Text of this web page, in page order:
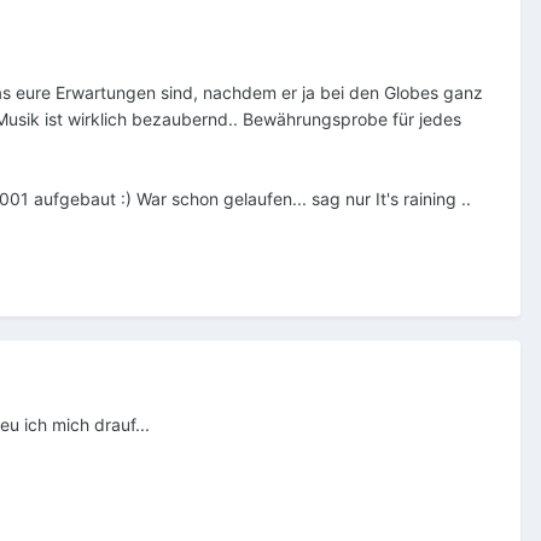
Erwartungen sind, nachdem er ja bei den Globes ganz
ist wirklich bezaubernd.. Bewährungsprobe für jedes
aufgebaut :) War schon gelaufen... sag nur It's raining ..
ich mich drauf...